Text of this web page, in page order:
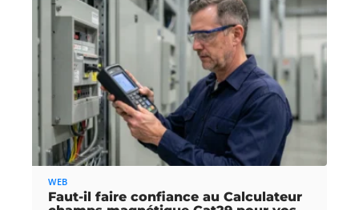
WEB
Faut-il faire confiance au Calculateur